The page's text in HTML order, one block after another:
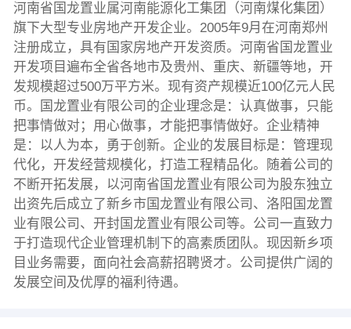
河南省国龙置业属河南能源化工集团（河南煤化集团）
旗下大型专业房地产开发企业。2005年9月在河南郑州
注册成立，具有国家房地产开发资质。河南省国龙置业
开发项目遍布全省各地市及贵州、重庆、新疆等地，开
发规模超过500万平方米。现有资产规模近100亿元人民
币。国龙置业有限公司的企业理念是：认真做事，只能
把事情做对；用心做事，才能把事情做好。企业精神
是：以人为本，勇于创新。企业的发展目标是：管理现
代化，开发经营规模化，打造工程精品化。随着公司的
不断开拓发展，以河南省国龙置业有限公司为股东独立
出资先后成立了新乡市国龙置业有限公司、洛阳国龙置
业有限公司、开封国龙置业有限公司等。公司一直致力
于打造现代企业管理机制下的高素质团队。现因新乡项
目业务需要，面向社会高薪招聘贤才。公司提供广阔的
发展空间及优厚的福利待遇。